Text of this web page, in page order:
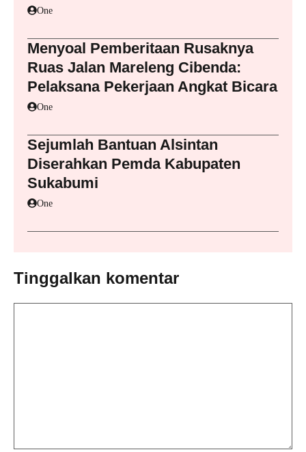
One
Menyoal Pemberitaan Rusaknya
Ruas Jalan Mareleng Cibenda:
Pelaksana Pekerjaan Angkat Bicara
One
Sejumlah Bantuan Alsintan
Diserahkan Pemda Kabupaten
Sukabumi
One
Tinggalkan komentar